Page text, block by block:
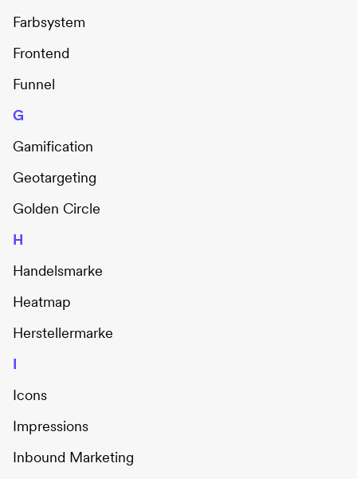
Farbsystem
Frontend
Funnel
G
Gamification
Geotargeting
Golden Circle
H
Handelsmarke
Heatmap
Herstellermarke
I
Icons
Impressions
Inbound Marketing